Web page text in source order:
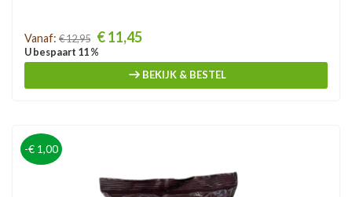
Prijs
Vanaf: € 12,95 € 11,45
U bespaart 11 %
BEKIJK & BESTEL
-€ 1,00